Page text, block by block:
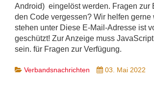
Android) eingelöst werden. Fragen zur
den Code vergessen? Wir helfen gerne
stehen unter Diese E-Mail-Adresse ist
geschützt! Zur Anzeige muss
sein. für Fragen zur Verfügung.
Verbandsnachrichten 03. Mai 2022